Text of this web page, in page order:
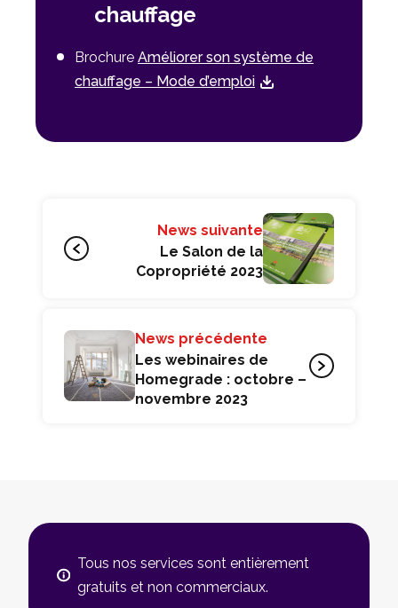
chauffage
Brochure Améliorer son système de
chauffage – Mode d’emploi
News suivante
Le Salon de la
Copropriété 2023
News précédente
Les webinaires de
Homegrade : octobre –
novembre 2023
Tous nos services sont entièrement
gratuits et non commerciaux.